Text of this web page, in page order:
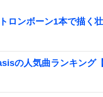
トロンボーン1本で描く
の人気曲ランキング【